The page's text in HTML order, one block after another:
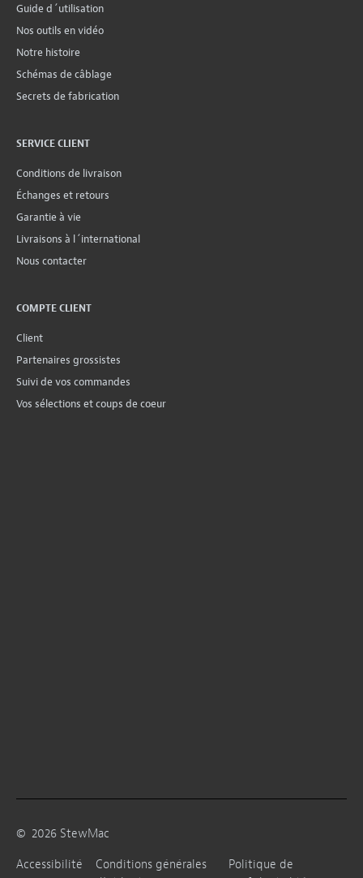
Guide d´utilisation
Nos outils en vidéo
Notre histoire
Schémas de câblage
Secrets de fabrication
SERVICE CLIENT
Conditions de livraison
Échanges et retours
Garantie à vie
Livraisons à l´international
Nous contacter
COMPTE CLIENT
Client
Partenaires grossistes
Suivi de vos commandes
Vos sélections et coups de coeur
© 2026 StewMac
Accessibilité
Conditions générales
Politique de